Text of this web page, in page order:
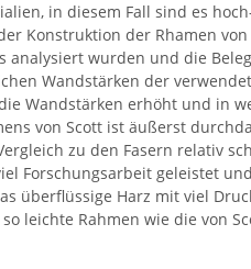
in diesem Fall sind es
Konstruktion der Rhamen
analysiert wurden und die
Wandstärken der
Wandstärken erhöht und in
von Scott ist äußerst
zu den Fasern relativ
Forschungsarbeit geleistet
überflüssige Harz mit viel
leichte Rahmen wie die von